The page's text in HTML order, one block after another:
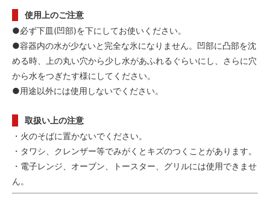
使用上のご注意
●必ず下皿(凹部)を下にしてお使いください。
●容器内の水が少ないと完全な氷になりません。凹部に凸部を沈
める時、上の丸い穴から少し水があふれるぐらいにし、さらに穴
から水をつぎたす様にしてください。
●用途以外には使用しないでください。
取扱い上の注意
・火のそばに置かないでください。
・タワシ、クレンザー等でみがくとキズのつくことがあります。
・電子レンジ、オーブン、トースター、グリルには使用できませ
ん。